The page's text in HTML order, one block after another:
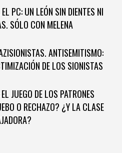
PC: UN LEÓN SIN DIENTES NI
SÓLO CON MELENA
ANTISEMITISMO:
DE LOS SIONISTAS
JUEGO DE LOS PATRONES
O RECHAZO? ¿Y LA CLASE